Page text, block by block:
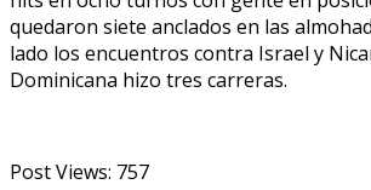
quedaron siete anclados en las
lado los encuentros contra Israel y
Dominicana hizo tres carreras.
Post Views: 757